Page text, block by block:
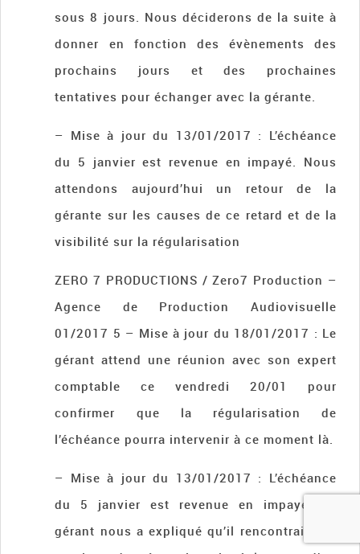
sous 8 jours. Nous déciderons de la suite à
donner en fonction des évènements des
prochains jours et des prochaines
tentatives pour échanger avec la gérante.
– Mise à jour du 13/01/2017 : L’échéance
du 5 janvier est revenue en impayé. Nous
attendons aujourd’hui un retour de la
gérante sur les causes de ce retard et de la
visibilité sur la régularisation
ZERO 7 PRODUCTIONS / Zero7 Production –
Agence de Production Audiovisuelle
01/2017 5 – Mise à jour du 18/01/2017 : Le
gérant attend une réunion avec son expert
comptable ce vendredi 20/01 pour
confirmer que la régularisation de
l’échéance pourra intervenir à ce moment là.
– Mise à jour du 13/01/2017 : L’échéance
du 5 janvier est revenue en impayé. Le
gérant nous a expliqué qu’il rencontrait des